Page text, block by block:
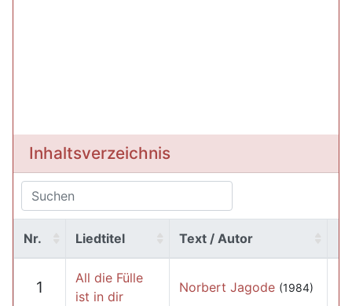
Inhaltsverzeichnis
Nr. Liedtitel Text / Autor
1
All die Fülle
ist in dir
Norbert Jagode (1984)